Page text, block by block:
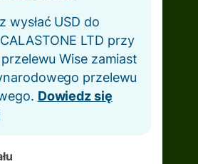
wysłać USD do
LTD przy
Wise zamiast
przelewu
Dowiedz się